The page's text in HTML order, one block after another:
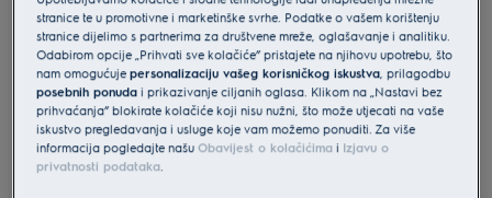
Electrolux 700 MealAssist
Microwave ugradbena pećnica
5 (86)
Sigurnosne upute i sigurnosna upozorenja prema EU
regulativi 2023/988 navedeni su u poglavljima 1 i 2
korisničkog priručnika. Za sigurno korištenje proizvoda
stranice te u promotivne i marketinške svrhe. Podatke o vašem korištenju
stranice dijelimo s partnerima za društvene mreže, oglašavanje i analitiku.
Odabirom opcije „Prihvati sve kolačiće” pristajete na njihovu upotrebu, što
nam omogućujepersonalizaciju vašeg korisničkog iskustva, prilagodbu
posebnih ponuda i prikazivanje ciljanih oglasa. Klikom na „Nastavi bez
prihvaćanja” blokirate kolačiće koji nisu nužni, što može utjecati na vaše
iskustvo pregledavanja i usluge koje vam možemo ponuditi. Za više
informacija pogledajte našuObavijest o kolačićima i Izjavu o
privatnosti podataka.